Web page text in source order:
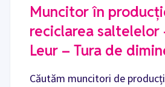
Muncitor în
reciclarea saltelelor
Leur – Tura de
Căutăm muncitori de